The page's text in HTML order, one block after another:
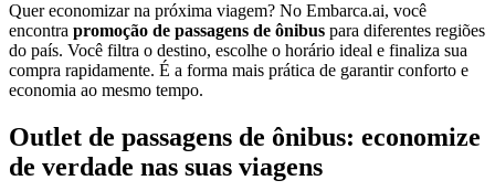
Quer economizar na próxima viagem? No Embarca.ai, você
encontra promoção de passagens de ônibus para diferentes regiões
do país. Você filtra o destino, escolhe o horário ideal e finaliza sua
compra rapidamente. É a forma mais prática de garantir conforto e
economia ao mesmo tempo.
Outlet de passagens de ônibus: economize
de verdade nas suas viagens